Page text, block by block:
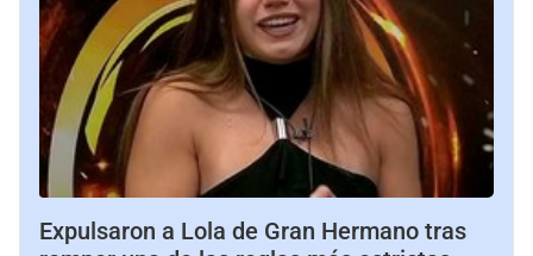
Expulsaron a Lola de Gran Hermano tras